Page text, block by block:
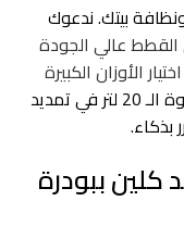
بيتك. ندعوك
عالي الجودة
الأوزان الكبيرة
، لتكتشف كيف تساهم عبوة الـ 20 لتر في تمديد
بذكاء.
كلين ببودرة